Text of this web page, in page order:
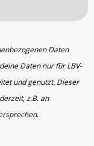
Daten
Daten nur für LBV-
und genutzt. Dieser
z.B. an